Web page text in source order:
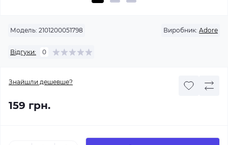
Модель: 2101200051798 Виробник: Adore
Відгуки: 0
Знайшли дешевше?
159 грн.